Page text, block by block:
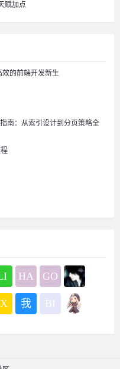
赋加点
效的前端开发新生
南：从索引设计到分页策略全
HA GO
我 BI